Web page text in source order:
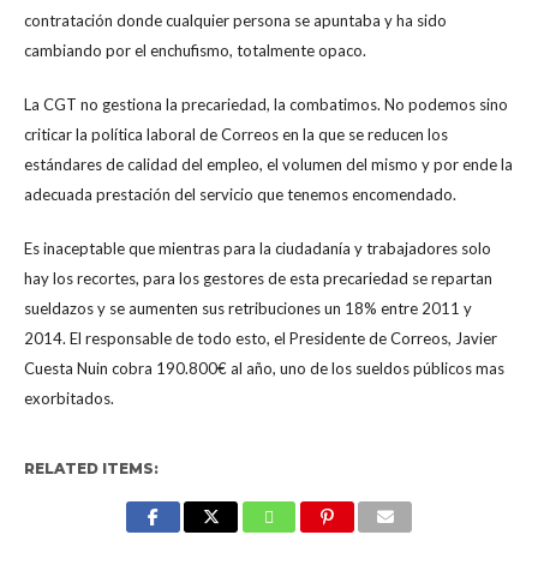
contratación donde cualquier persona se apuntaba y ha sido
cambiando por el enchufismo, totalmente opaco.
La CGT no gestiona la precariedad, la combatimos. No podemos sino
criticar la política laboral de Correos en la que se reducen los
estándares de calidad del empleo, el volumen del mismo y por ende la
adecuada prestación del servicio que tenemos encomendado.
Es inaceptable que mientras para la ciudadanía y trabajadores solo
hay los recortes, para los gestores de esta precariedad se repartan
sueldazos y se aumenten sus retribuciones un 18% entre 2011 y
2014. El responsable de todo esto, el Presidente de Correos, Javier
Cuesta Nuin cobra 190.800€ al año, uno de los sueldos públicos mas
exorbitados.
RELATED ITEMS: